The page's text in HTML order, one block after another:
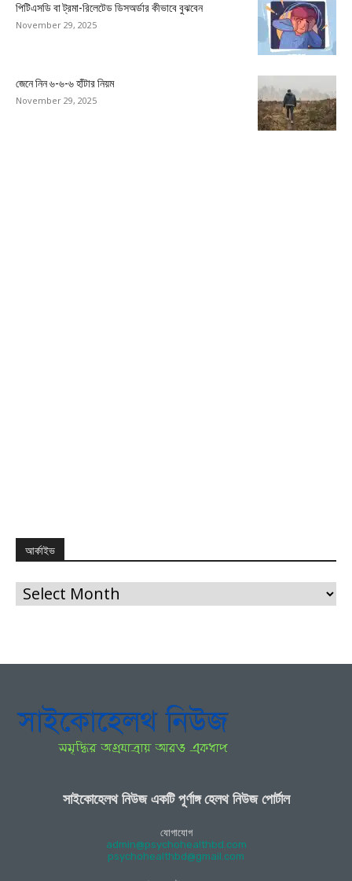
পিটিএসডি বা ট্রমা-রিলেটেড ডিসঅর্ডার কীভাবে বুঝবেন
November 29, 2025
জেনে নিন ৬-৬-৬ হাঁটার নিয়ম
November 29, 2025
আর্কাইভ
আর্কাইভ
সাইকোহেলথ নিউজ একটি পূর্ণাঙ্গ হেলথ নিউজ পোর্টাল
যোগাযোগ
admin@psychohealthbd.com
psychohealthbd@gmail.com